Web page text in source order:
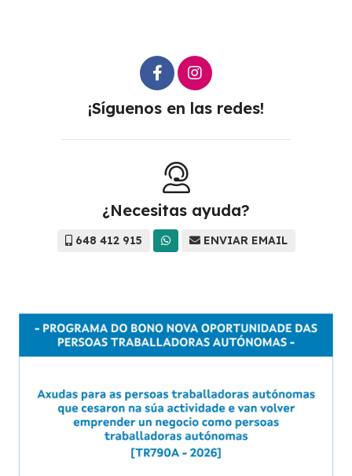
¡Síguenos en las redes!
¿Necesitas ayuda?
648 412 915 ENVIAR EMAIL